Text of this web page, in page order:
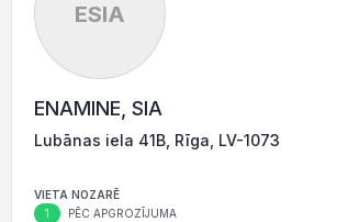
ESIA
ENAMINE, SIA
Lubānas iela 41B, Rīga, LV-1073
VIETA NOZARĒ
1 PĒC APGROZĪJUMA